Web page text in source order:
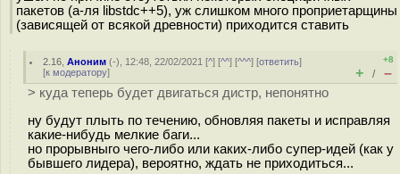
пакетов (а-ля libstdc++5), уж слишком много проприетарщины
(зависящей от всякой древности) приходится ставить
2.16 ,Аноним (-), 12:48, 22/02/2021 [^] [^^] [^^^] [ответить]
[к модератору]
+8
+ / –
> куда теперь будет двигаться дистр, непонятно
ну будут плыть по течению, обновляя пакеты и исправляя
какие-нибудь мелкие баги...
но прорывныго чего-либо или каких-либо супер-идей (как у
бывшего лидера), вероятно, ждать не приходиться...